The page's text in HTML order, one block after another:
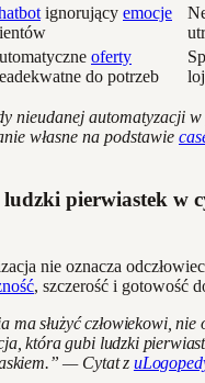
ignorujący emocje
oferty
do potrzeb
nieudanej automatyzacji
własne na podstawie
ludzki pierwiastek w
nie oznacza
, szczerość i gotowość
ma służyć człowiekowi, nie
która gubi ludzki
— Cytat z